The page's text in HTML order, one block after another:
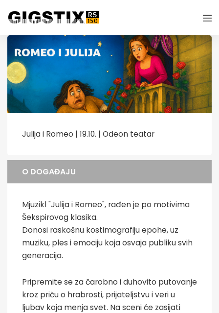
Julija i Romeo | 19.10. | Odeon teatar
O DOGAĐAJU
Mjuzikl "Julija i Romeo", rađen je po motivima
Šekspirovog klasika.
Donosi raskošnu kostimografiju epohe, uz
muziku, ples i emociju koja osvaja publiku svih
generacija.
Pripremite se za čarobno i duhovito putovanje
kroz priču o hrabrosti, prijateljstvu i veri u
ljubav koja menja svet. Na sceni će zasijati